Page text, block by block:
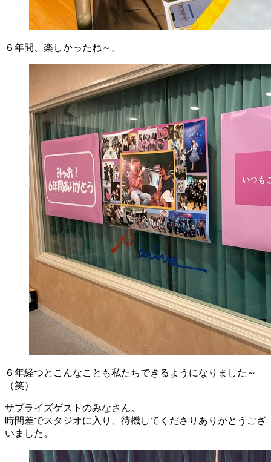
６年間、楽しかったね～。
６年経つとこんなことも私たちできるようになりました～
（笑）
サプライズゲストのみなさん。
時間差でスタジオに入り、待機してくださりありがとうござ
いました。